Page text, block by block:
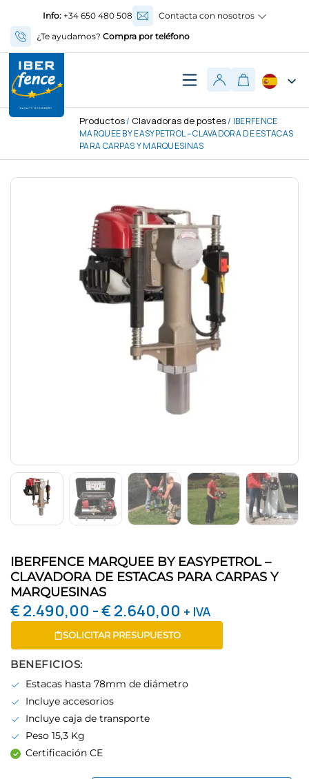
Info:+34 650 480 508
Contacta con nosotros
¿Te ayudamos? Compra por teléfono
Productos/ Clavadoras de postes/ IBERFENCE
MARQUEE BY EASYPETROL – CLAVADORA DE ESTACAS
PARA CARPAS Y MARQUESINAS
IBERFENCE MARQUEE BY EASYPETROL –
CLAVADORA DE ESTACAS PARA CARPAS Y
MARQUESINAS
€2.490,00 -€2.640,00 + IVA
SOLICITAR PRESUPUESTO
BENEFICIOS:
Estacas hasta 78mm de diámetro
Incluye accesorios
Incluye caja de transporte
Peso 15,3 Kg
Certificación CE